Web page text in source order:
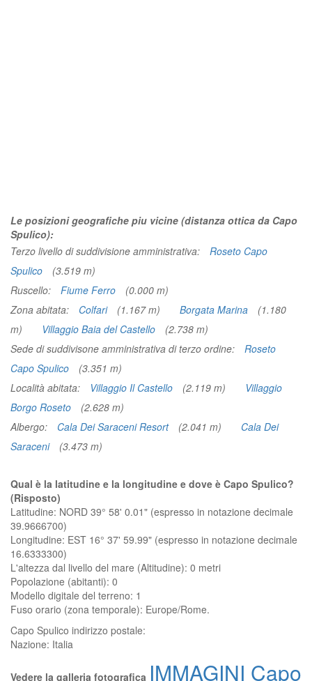
Le posizioni geografiche piu vicine (distanza ottica da Capo
Spulico):
Terzo livello di suddivisione amministrativa:
Roseto Capo
Spulico
(3.519 m)
Ruscello:
Fiume Ferro
(0.000 m)
Zona abitata:
Colfari (1.167 m) Borgata Marina
(1.180
m)
Villaggio Baia del Castello
(2.738 m)
Sede di suddivisone amministrativa di terzo ordine:
Roseto
Capo Spulico
(3.351 m)
Località abitata:
Villaggio Il Castello (2.119 m)
Villaggio
Borgo Roseto
(2.628 m)
Albergo:
Cala Dei Saraceni Resort (2.041 m)
Cala Dei
Saraceni
(3.473 m)
Qual è la latitudine e la longitudine e dove è Capo Spulico?
(Risposto)
Latitudine: NORD 39° 58' 0.01" (espresso in notazione decimale
39.9666700)
Longitudine: EST 16° 37' 59.99" (espresso in notazione decimale
16.6333300)
L'altezza dal livello del mare (Altitudine): 0 metri
Popolazione (abitanti): 0
Modello digitale del terreno: 1
Fuso orario (zona temporale): Europe/Rome.
Capo Spulico indirizzo postale:
Nazione: Italia
Vedere la galleria fotografica IMMAGINI Capo